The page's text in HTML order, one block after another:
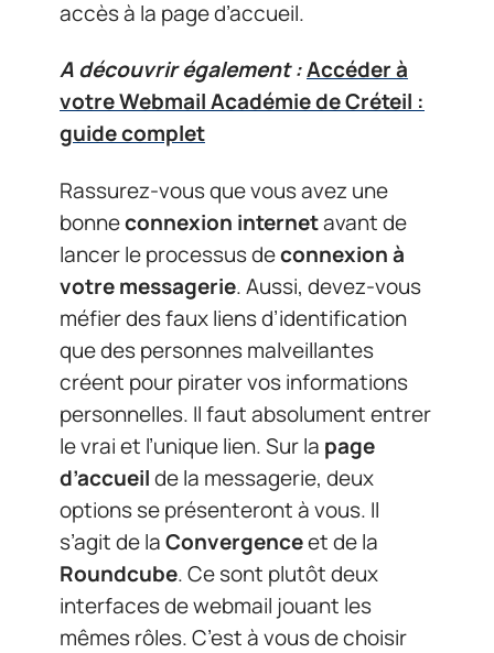
accès à la page d’accueil.
A découvrir également :Accéder à
votre Webmail Académie de Créteil :
guide complet
Rassurez-vous que vous avez une
bonneconnexion internetavant de
lancer le processus deconnexion à
votre messagerie. Aussi, devez-vous
méfier des faux liens d’identification
que des personnes malveillantes
créent pour pirater vos informations
personnelles. Il faut absolument entrer
le vrai et l’unique lien. Sur la page
d’accueilde la messagerie, deux
options se présenteront à vous. Il
s’agit de laConvergenceet de la
Roundcube. Ce sont plutôt deux
interfaces de webmail jouant les
mêmes rôles. C’est à vous de choisir